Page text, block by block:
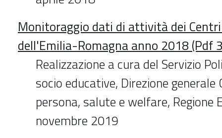
Monitoraggio dati di attività dei
dell'Emilia-Romagna anno 2018 (Pdf
Realizzazione a cura del Servizio
socio educative, Direzione generale
persona, salute e welfare,
novembre 2019